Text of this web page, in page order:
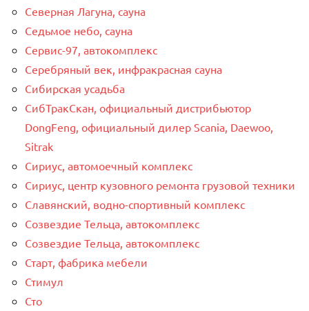
Северная Лагуна, сауна
Седьмое небо, сауна
Сервис-97, автокомплекс
Серебряный век, инфракрасная сауна
Сибирская усадьба
СибТракСкан, официальный дистрибьютор
DongFeng, официальный дилер Scania, Daewoo,
Sitrak
Сириус, автомоечный комплекс
Сириус, центр кузовного ремонта грузовой техники
Славянский, водно-спортивный комплекс
Созвездие Тельца, автокомплекс
Созвездие Тельца, автокомплекс
Старт, фабрика мебели
Стимул
Сто